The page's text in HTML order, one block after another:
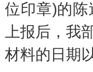
位印章)的
上报后，我
材料的日期